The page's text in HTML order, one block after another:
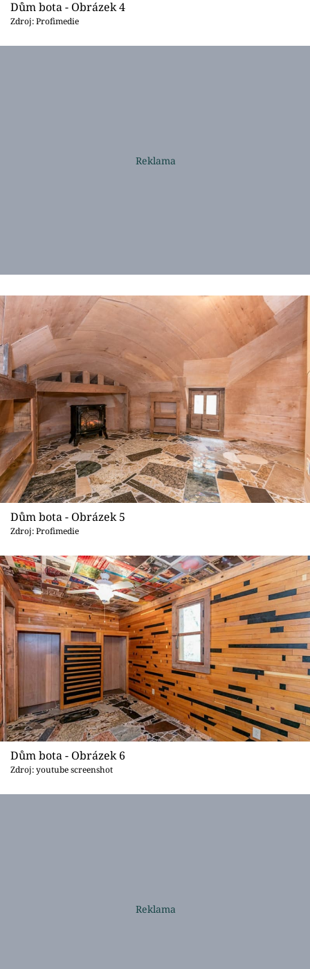
Dům bota - Obrázek 4
Zdroj: Profimedie
Dům bota - Obrázek 5
Zdroj: Profimedie
Dům bota - Obrázek 6
Zdroj: youtube screenshot